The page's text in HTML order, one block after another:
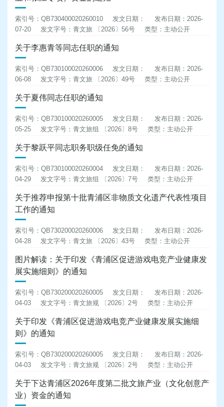
索引号：QB730400020260010 发文日期：
发布日期：2026-
07-20
发文字号：青文旅 〔2026〕56号 类型：主动公开
关于李惠青等同志任职的通知
索引号：QB730100020260006 发文日期：
发布日期：2026-
06-08
发文字号：青文旅 〔2026〕49号 类型：主动公开
关于夏伟同志任职的通知
索引号：QB730100020260005 发文日期：
发布日期：2026-
05-25
发文字号：青文旅组 〔2026〕8号 类型：主动公开
关于黎跃平同志职务职级任免的通知
索引号：QB730100020260004 发文日期：
发布日期：2026-
04-29
发文字号：青文旅组 〔2026〕7号 类型：主动公开
关于推荐申报第十批青浦区非物质文化遗产代表性项目
工作的通知
索引号：QB730200020260006 发文日期：
发布日期：2026-
04-28
发文字号：青文旅 〔2026〕43号 类型：主动公开
图片解读：关于印发《青浦区促进游戏电竞产业健康发
展实施细则》的通知
索引号：QB730200020260005 发文日期：
发布日期：2026-
04-03
发文字号：青文旅规 〔2026〕2号 类型：主动公开
关于印发《青浦区促进游戏电竞产业健康发展实施细
则》的通知
索引号：QB730200020260005 发文日期：
发布日期：2026-
04-03
发文字号：青文旅规 〔2026〕2号 类型：主动公开
关于下达青浦区2026年度第二批文旅产业（文化创意产
业）资金的通知